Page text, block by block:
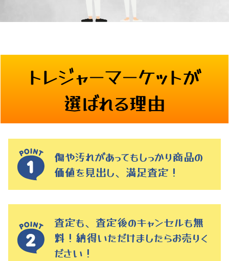
トレジャーマーケットが
選ばれる理由
傷や汚れがあってもしっかり商品の
価値を見出し、満足査定！
査定も、査定後のキャンセルも無
料！納得いただけましたらお売りく
ださい！